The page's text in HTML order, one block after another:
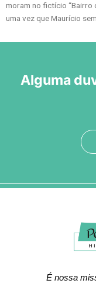
moram no fictício “Bairro
uma vez que Maurício
Alguma
É nossa